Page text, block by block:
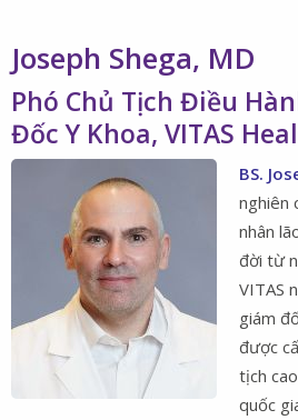
Joseph Shega, MD
Phó Chủ Tịch Điều
Đốc Y Khoa, VITAS
BS.
nghiên
nhân
đời từ
VITAS
giám
được
tịch
quốc